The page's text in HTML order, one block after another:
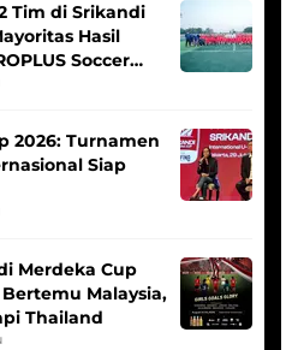
Tim di Srikandi
Hasil
Soccer
2026: Turnamen
Siap
Merdeka Cup
Malaysia,
Thailand